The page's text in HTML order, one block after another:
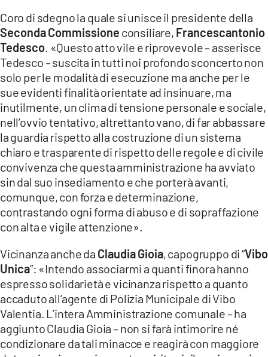
ANDROID
APPLE
Coro di sdegno la quale si unisce il presidente della
Seconda Commissione consiliare, Francescantonio
Tedesco . «Questo atto vile e riprovevole – asserisce
Tedesco – suscita in tutti noi profondo sconcerto non
solo per le modalità di esecuzione ma anche per le
sue evidenti finalità orientate ad insinuare, ma
inutilmente, un clima di tensione personale e sociale,
nell’ovvio tentativo, altrettanto vano, di far abbassare
la guardia rispetto alla costruzione di un sistema
chiaro e trasparente di rispetto delle regole e di civile
convivenza che questa amministrazione ha avviato
sin dal suo insediamento e che porterà avanti,
comunque, con forza e determinazione,
contrastando ogni forma di abuso e di sopraffazione
con alta e vigile attenzione».
Vicinanza anche da Claudia Gioia, capogruppo di “Vibo
Unica”: «Intendo associarmi a quanti finora hanno
espresso solidarietà e vicinanza rispetto a quanto
accaduto all’agente di Polizia Municipale di Vibo
Valentia. L’intera Amministrazione comunale – ha
aggiunto Claudia Gioia – non si farà intimorire né
condizionare da tali minacce e reagirà con maggiore